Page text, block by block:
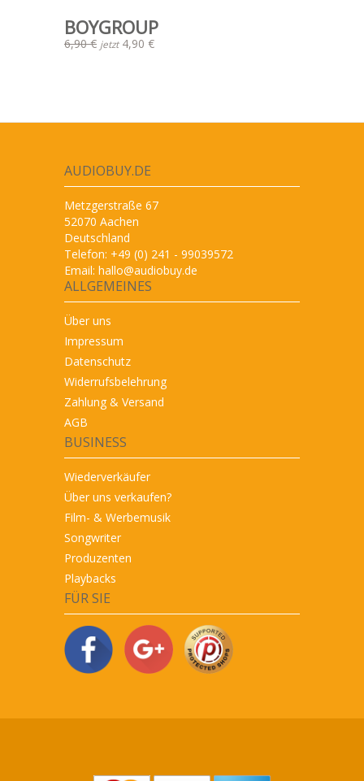
BOYGROUP
6,90 € jetzt4,90 €
AUDIOBUY.DE
Metzgerstraße 67
52070 Aachen
Deutschland
Telefon: +49 (0) 241 - 99039572
Email: hallo@audiobuy.de
ALLGEMEINES
Über uns
Impressum
Datenschutz
Widerrufsbelehrung
Zahlung & Versand
AGB
BUSINESS
Wiederverkäufer
Über uns verkaufen?
Film- & Werbemusik
Songwriter
Produzenten
Playbacks
FÜR SIE